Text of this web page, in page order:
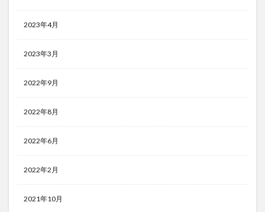
2023年4月
2023年3月
2022年9月
2022年8月
2022年6月
2022年2月
2021年10月